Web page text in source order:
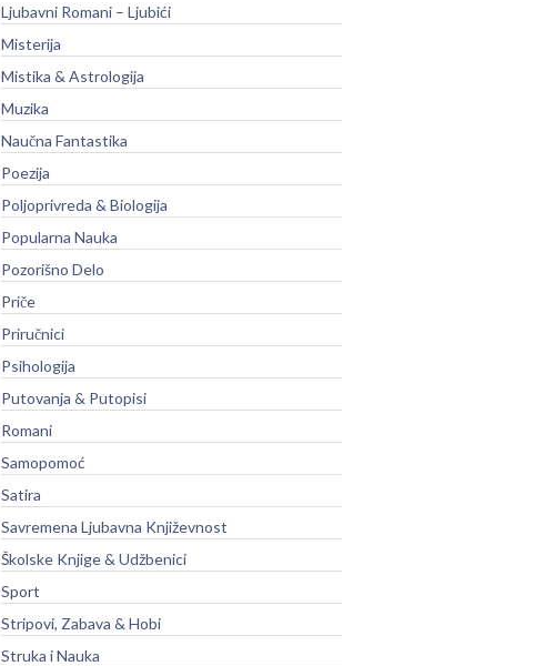
Ljubavni Romani – Ljubići
Misterija
Mistika & Astrologija
Muzika
Naučna Fantastika
Poezija
Poljoprivreda & Biologija
Popularna Nauka
Pozorišno Delo
Priče
Priručnici
Psihologija
Putovanja & Putopisi
Romani
Samopomoć
Satira
Savremena Ljubavna Književnost
Školske Knjige & Udžbenici
Sport
Stripovi, Zabava & Hobi
Struka i Nauka